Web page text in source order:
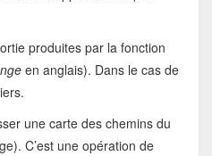
produites par la fonction
en anglais). Dans le cas de
une carte des chemins du
C’est une opération de